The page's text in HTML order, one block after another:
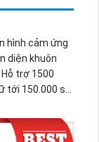
hình cảm ứng
diện khuôn
trợ 1500
tới 150.000 sự
Hik-Connect.